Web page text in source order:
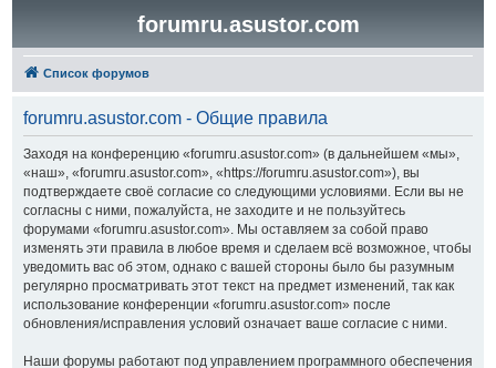
forumru.asustor.com
Список форумов
forumru.asustor.com - Общие правила
Заходя на конференцию «forumru.asustor.com» (в дальнейшем «мы»,
«наш», «forumru.asustor.com», «https://forumru.asustor.com»), вы
подтверждаете своё согласие со следующими условиями. Если вы не
согласны с ними, пожалуйста, не заходите и не пользуйтесь
форумами «forumru.asustor.com». Мы оставляем за собой право
изменять эти правила в любое время и сделаем всё возможное, чтобы
уведомить вас об этом, однако с вашей стороны было бы разумным
регулярно просматривать этот текст на предмет изменений, так как
использование конференции «forumru.asustor.com» после
обновления/исправления условий означает ваше согласие с ними.
Наши форумы работают под управлением программного обеспечения